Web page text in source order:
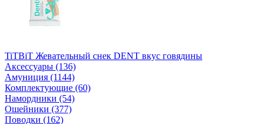
TiTBiT Жевательный снек DENT вкус говядины
Аксессуары (136)
Амуниция (1144)
Комплектующие (60)
Намордники (54)
Ошейники (377)
Поводки (162)